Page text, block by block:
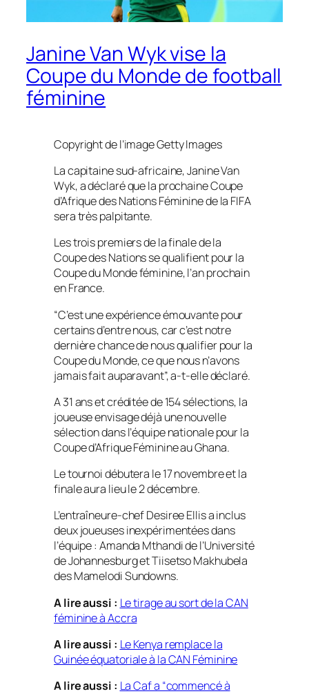
Janine Van Wyk vise la
Coupe du Monde de football
féminine
Copyright de l’imageGetty Images
La capitaine sud-africaine, Janine Van
Wyk, a déclaré que la prochaine Coupe
d’Afrique des Nations Féminine de la FIFA
sera très palpitante.
Les trois premiers de la finale de la
Coupe des Nations se qualifient pour la
Coupe du Monde féminine, l’an prochain
en France.
“C’est une expérience émouvante pour
certains d’entre nous, car c’est notre
dernière chance de nous qualifier pour la
Coupe du Monde, ce que nous n’avons
jamais fait auparavant”, a-t-elle déclaré.
A 31 ans et créditée de 154 sélections, la
joueuse envisage déjà une nouvelle
sélection dans l’équipe nationale pour la
Coupe d’Afrique Féminine au Ghana.
Le tournoi débutera le 17 novembre et la
finale aura lieu le 2 décembre.
L’entraîneure-chef Desiree Ellis a inclus
deux joueuses inexpérimentées dans
l’équipe : Amanda Mthandi de l’Université
de Johannesburg et Tiisetso Makhubela
des Mamelodi Sundowns.
A lire aussi : Le tirage au sort de la CAN
féminine à Accra
A lire aussi : Le Kenya remplace la
Guinée équatoriale à la CAN Féminine
A lire aussi : La Caf a “commencé à